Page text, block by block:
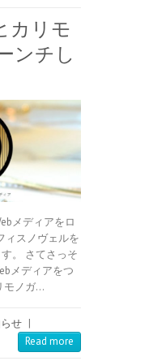
カリモ
ンチし
メディアをロ
ィスノヴェルを
。 さてさっそ
メディアをつ
モノガ…
せ |
Read more